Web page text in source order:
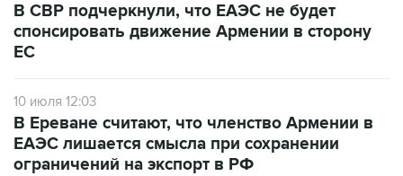
В СВР подчеркнули, что ЕАЭС не будет
спонсировать движение Армении в сторону
ЕС
10 июля 12:03
В Ереване считают, что членство Армении в
ЕАЭС лишается смысла при сохранении
ограничений на экспорт в РФ